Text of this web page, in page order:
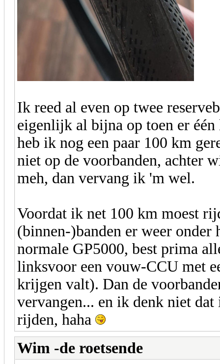
Ik reed al even op twee
eigenlijk al bijna op toen er
heb ik nog een paar 100 km
niet op de voorbanden, achter
meh, dan vervang ik 'm wel.
Voordat ik net 100 km moest
(binnen-)banden er weer onder
normale GP5000, best prima
linksvoor een vouw-CCU met
krijgen valt). Dan de
vervangen... en ik denk niet
rijden, haha
Wim -de roetsende